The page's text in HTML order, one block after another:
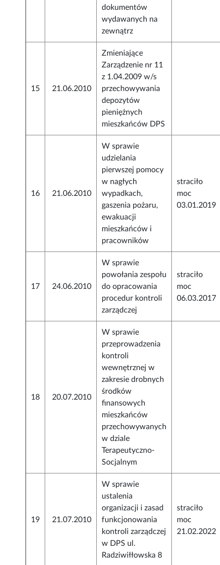
dokumentów
wydawanych na
zewnątrz
15 21.06.2010
Zmieniające
Zarządzenie nr 11
z 1.04.2009 w/s
przechowywania
depozytów
pieniężnych
mieszkańców DPS
16 21.06.2010
W sprawie
udzielania
pierwszej pomocy
w nagłych
wypadkach,
gaszenia pożaru,
ewakuacji
mieszkańców i
pracowników
straciło
moc
03.01.2019
17 24.06.2010
W sprawie
powołania zespołu
do opracowania
procedur kontroli
zarządczej
straciło
moc
06.03.2017
18 20.07.2010
W sprawie
przeprowadzenia
kontroli
wewnętrznej w
zakresie drobnych
środków
finansowych
mieszkańców
przechowywanych
w dziale
Terapeutyczno-
Socjalnym
19 21.07.2010
W sprawie
ustalenia
organizacji i zasad
funkcjonowania
kontroli zarządczej
w DPS ul.
Radziwiłłowska 8
straciło
moc
21.02.2022